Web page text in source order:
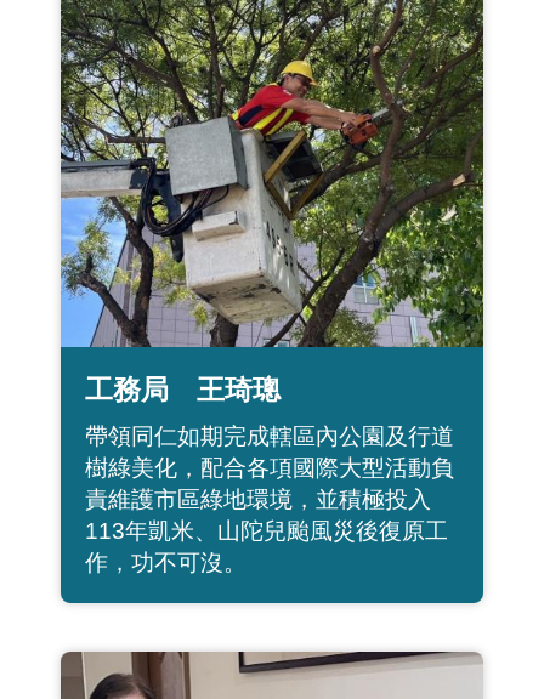
工務局 王琦璁
帶領同仁如期完成轄區內公園及行道
樹綠美化，配合各項國際大型活動負
責維護市區綠地環境，並積極投入
113年凱米、山陀兒颱風災後復原工
作，功不可沒。